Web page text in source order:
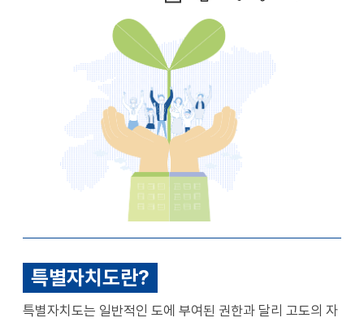
공유
특별자치도란?
특별자치도는 일반적인 도에 부여된 권한과 달리 고도의 자